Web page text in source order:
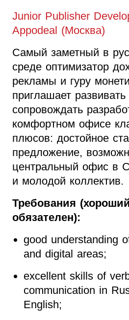
Junior Publisher
Appodeal (Москва)
Самый заметный в
среде оптимизатор
рекламы и гуру
приглашает
сопровождать
комфортном офисе
плюсов: достойное
предложение,
центральный офис в
и молодой коллектив.
Требования
обязателен):
good understanding
and digital areas;
excellent skills of
communication in
English;